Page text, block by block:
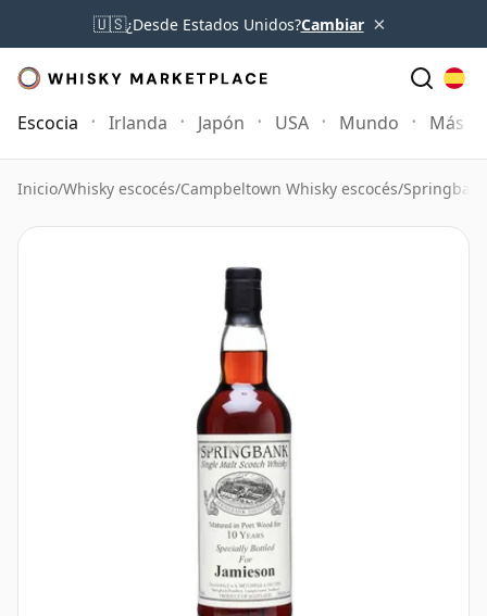
🇺🇸¿Desde Estados Unidos?Cambiar ×
Escocia Irlanda Japón USA Mundo Más
Inicio/Whisky escocés/Campbeltown Whisky escocés/